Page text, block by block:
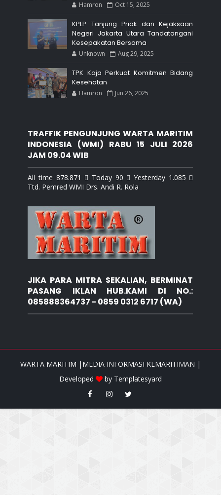
Hamron Oct 15, 2025
KPLP Tanjung Priok dan Kejaksaan
Negeri Jakarta Utara Tandatangani
Kesepakatan Bersama
Unknown Aug 29, 2025
TPK Koja Perkuat Komitmen Bidang
Kesehatan
Hamron Jun 26, 2025
TRAFFIK PENGUNJUNG WARTA MARITIM
INDONESIA (WMI) RABU 15 JULI 2026
JAM 09.04 WIB
All time 878.871  Today 90  Yesterday 1.085 
Ttd. Pemred WMI Drs. Andi R. Rola
JIKA PARA MITRA SEKALIAN, BERMINAT
PASANG IKLAN HUB.KAMI DI NO.:
085888364737 - 0859 0312 6717 (WA)
WARTA MARITIM |MEDIA INFORMASI KEMARITIMAN |
Developed
by Templatesyard